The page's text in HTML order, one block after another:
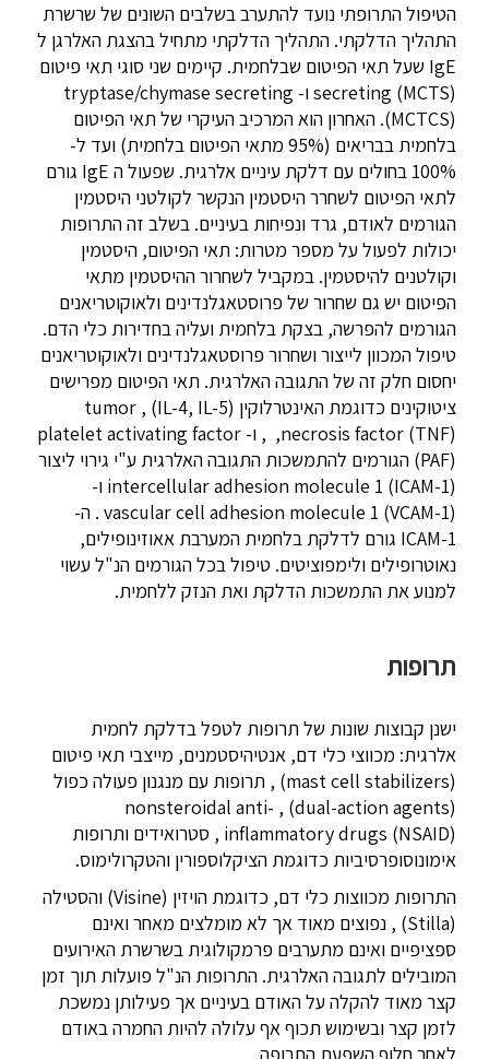
הטיפול התרופתי נועד להתערב בשלבים השונים של שרשרת
התהליך הדלקתי. התהליך הדלקתי מתחיל בהצגת האלרגן ל
IgE שעל תאי הפיטום שבלחמית. קיימים שני סוגי תאי פיטום
secreting (MCTS)ו- tryptase/chymase secreting
(MCTCS). האחרון הוא המרכיב העיקרי של תאי הפיטום
בלחמית בבריאים (95% מתאי הפיטום בלחמית) ועד ל-
100% בחולים עם דלקת עיניים אלרגית. שפעול ה
IgE גורם
לתאי הפיטום לשחרר היסטמין הנקשר לקולטני היסטמין
הגורמים לאודם, גרד ונפיחות בעיניים. בשלב זה התרופות
יכולות לפעול על מספר מטרות: תאי הפיטום, היסטמין
וקולטנים להיסטמין. במקביל לשחרור ההיסטמין מתאי
הפיטום יש גם שחרור של פרוסטאגלנדינים ולאוקוטריאנים
הגורמים להפרשה, בצקת בלחמית ועליה בחדירות כלי הדם.
טיפול המכוון לייצור ושחרור פרוסטאגלנדינים ולאוקוטריאנים
יחסום חלק זה של התגובה האלרגית. תאי הפיטום מפרישים
ציטוקינים כדוגמת האינטרלוקין (IL-4, IL-5) , tumor
necrosis factor (TNF),
, ו- platelet activating factor
(PAF) הגורמים להתמשכות התגובה האלרגית ע"י גירוי ליצור
intercellular adhesion molecule 1 (ICAM-1) ו-
vascular cell adhesion molecule 1 (VCAM-1) . ה-
ICAM-1 גורם לדלקת בלחמית המערבת אאוזינופילים,
נאוטרופילים ולימפוציטים. טיפול בכל הגורמים הנ"ל עשוי
למנוע את התמשכות הדלקת ואת הנזק ללחמית.
תרופות
ישנן קבוצות שונות של תרופות לטפל בדלקת לחמית
אלרגית: מכווצי כלי דם, אנטיהיסטמנים, מייצבי תאי פיטום
(
mast cell stabilizers) , תרופות עם מנגנון פעולה כפול
(dual-action agents) , nonsteroidal anti-
inflammatory drugs (NSAID) , סטרואידים ותרופות
אימונוסופרסיביות כדוגמת הציקלוספורין והטקרולימוס.
התרופות מכווצות כלי דם, כדוגמת הויזין (Visine) והסטילה
(
Stilla) , נפוצים מאוד אך לא מומלצים מאחר ואינם
ספציפיים ואינם מתערבים פרמקולוגית בשרשרת האירועים
המובילים לתגובה האלרגית. התרופות הנ"ל פועלות תוך זמן
קצר מאוד להקלה על האודם בעיניים אך פעילותן נמשכת
לזמן קצר ובשימוש תכוף אף עלולה להיות החמרה באודם